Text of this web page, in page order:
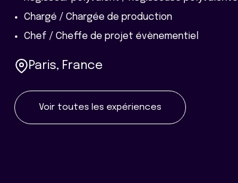
Chargé / Chargée de production
Chef / Cheffe de projet évènementiel
Paris, France
Voir toutes les expériences